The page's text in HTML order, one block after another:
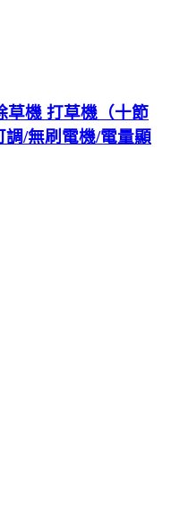
草機 打草機（十節
調/無刷電機/電量顯